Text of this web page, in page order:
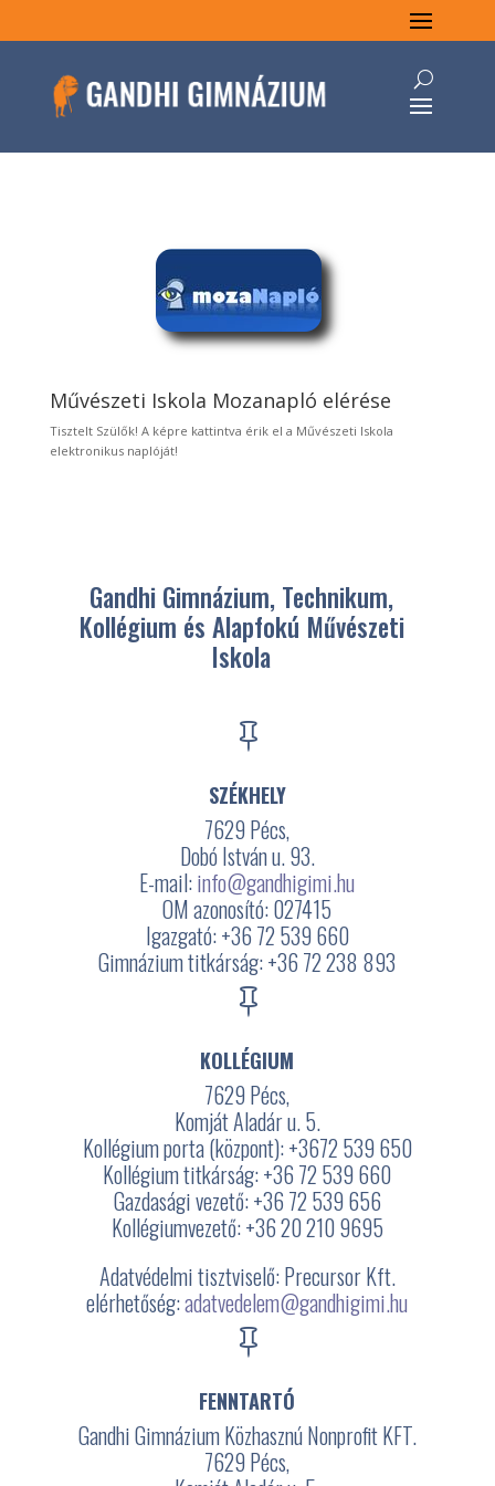
Művészeti Iskola Mozanapló elérése
Tisztelt Szülők! A képre kattintva érik el a Művészeti Iskola
elektronikus naplóját!
Gandhi Gimnázium, Technikum,
Kollégium és Alapfokú Művészeti
Iskola

SZÉKHELY
7629 Pécs,
Dobó István u. 93.
E-mail:info@gandhigimi.hu
OM azonosító: 027415
Igazgató: +36 72 539 660
Gimnázium titkárság: +36 72 238 893

KOLLÉGIUM
7629 Pécs,
Komját Aladár u. 5.
Kollégium porta (központ): +3672 539 650
Kollégium titkárság: +36 72 539 660
Gazdasági vezető: +36 72 539 656
Kollégiumvezető: +36 20 210 9695
Adatvédelmi tisztviselő: Precursor Kft.
elérhetőség:adatvedelem@gandhigimi.hu

FENNTARTÓ
Gandhi Gimnázium Közhasznú Nonprofit KFT.
7629 Pécs,